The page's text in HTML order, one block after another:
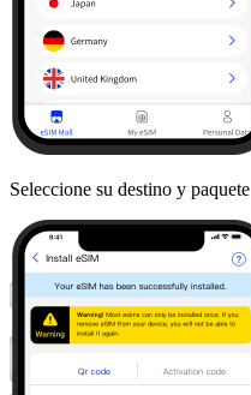
Seleccione su destino y paquete